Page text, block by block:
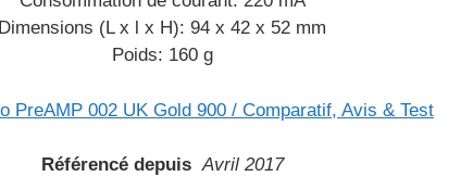
Dimensions (L x l x H): 94 x 42 x 52 mm
Poids: 160 g
Référencé depuisAvril 2017